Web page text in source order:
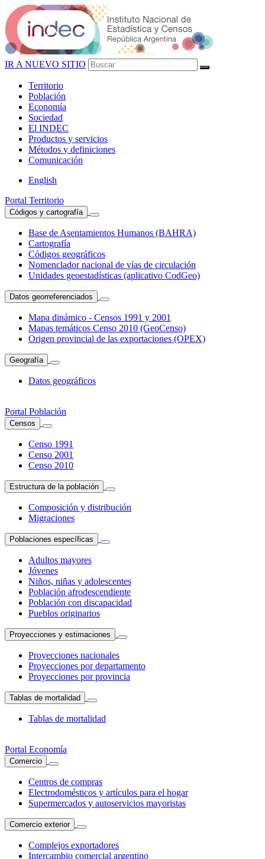
IR A NUEVO SITIO
Territorio
Población
Economía
Sociedad
El INDEC
Productos y servicios
Métodos y definiciones
Comunicación
English
Portal Territorio
Códigos y cartografía
Base de Asentamientos Humanos (BAHRA)
Cartografía
Códigos geográficos
Nomenclador nacional de vías de circulación
Unidades geoestadísticas (aplicativo CodGeo)
Datos georreferenciados
Mapa dinámico - Censos 1991 y 2001
Mapas temáticos Censo 2010 (GeoCenso)
Origen provincial de las exportaciones (OPEX)
Geografía
Datos geográficos
Portal Población
Censos
Censo 1991
Censo 2001
Censo 2010
Estructura de la población
Composición y distribución
Migraciones
Poblaciones específicas
Adultos mayores
Jóvenes
Niños, niñas y adolescentes
Población afrodescendiente
Población con discapacidad
Pueblos originarios
Proyecciones y estimaciones
Proyecciones nacionales
Proyecciones por departamento
Proyecciones por provincia
Tablas de mortalidad
Tablas de mortalidad
Portal Economía
Comercio
Centros de compras
Electrodomésticos y artículos para el hogar
Supermercados y autoservicios mayoristas
Comercio exterior
Complejos exportadores
Intercambio comercial argentino